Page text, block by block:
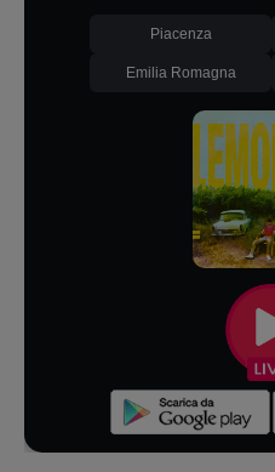
Piacenza
Emilia Romagna